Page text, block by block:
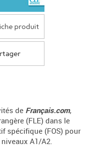
produit
de Français.com,
(FLE) dans le
spécifique (FOS) pour
A1/A2.